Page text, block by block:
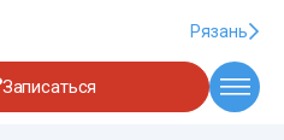
Рязань
Записаться